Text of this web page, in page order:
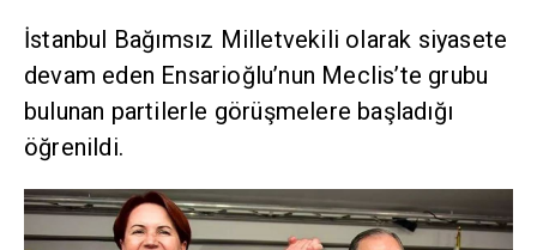
İstanbul Bağımsız Milletvekili olarak siyasete
devam eden Ensarioğlu’nun Meclis’te grubu
bulunan partilerle görüşmelere başladığı
öğrenildi.